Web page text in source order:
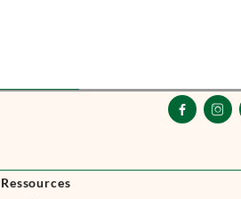
Ressources
 